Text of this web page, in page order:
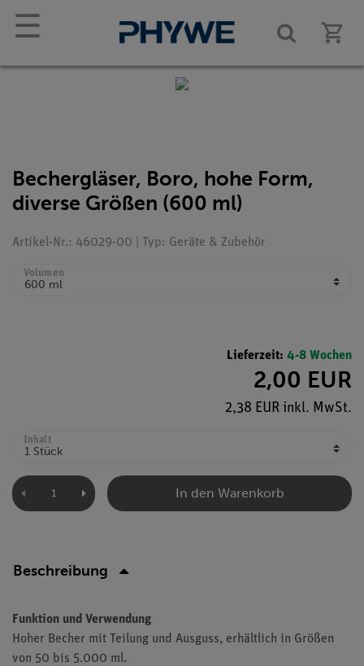
☰
Bechergläser, Boro, hohe Form,
diverse Größen (600 ml)
Artikel-Nr.: 46029-00 | Typ: Geräte & Zubehör
Volumen
Lieferzeit: 4-8 Wochen
2,00 EUR
2,38 EUR inkl. MwSt.
Inhalt
In den Warenkorb
Beschreibung
Funktion und Verwendung
Hoher Becher mit Teilung und Ausguss, erhältlich in Größen
von 50 bis 5.000 ml.